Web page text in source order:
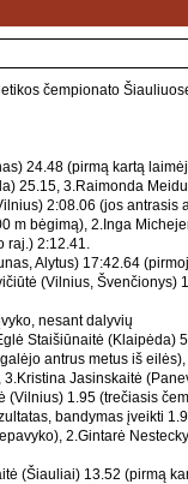
čempionato
24.48 (pirmą kartą
25.15, 3.Raimonda
2:08.06 (jos antrasis
m bėgimą), 2.Inga
raj.) 2:12.41.
Alytus) 17:42.64
(Vilnius, Švenčionys)
nesant dalyvių
Staišiūnaitė (Klaipėda)
antrus metus iš
Jasinskaitė
(Vilnius) 1.95 (trečiasis
bandymas įveikti
2.Gintarė
(Šiauliai) 13.52 (pirmą